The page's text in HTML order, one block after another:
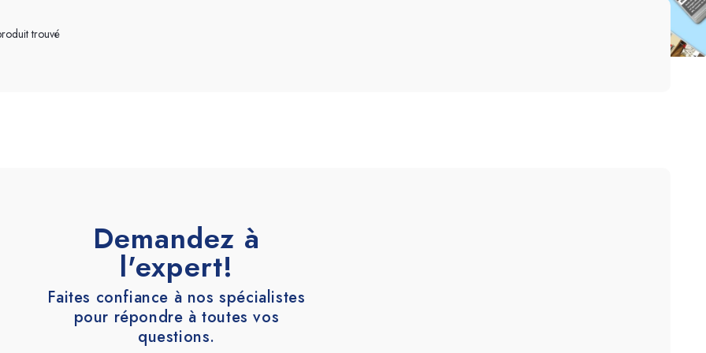
Accessoires
et ciment
trouvé
Demandez à
l'expert!
Faites confiance à nos spécialistes
pour répondre à toutes vos
questions.